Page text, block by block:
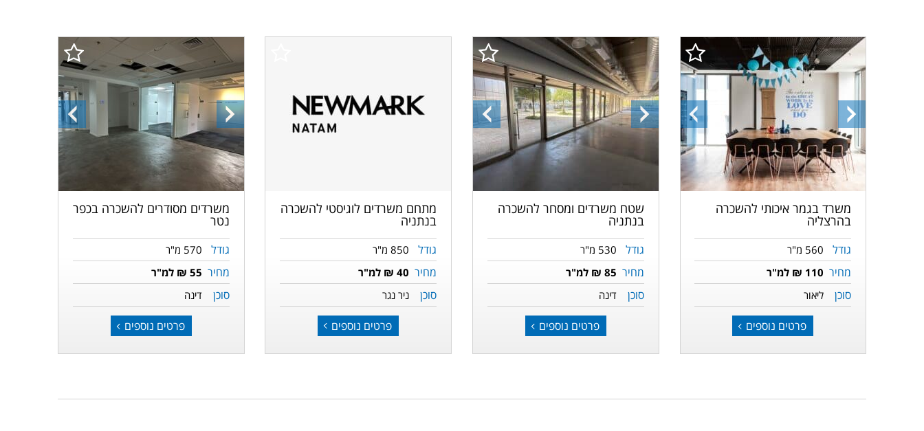
התמונה
הקודמת
התמונה
הבאה
משרד בגמר איכותי להשכרה
בהרצליה
גודל 560 מ"ר
מחיר 110 ₪ למ"ר
סוכן ליאור
פרטים נוספים
התמונה
הקודמת
התמונה
הבאה
שטח משרדים ומסחר להשכרה
בנתניה
גודל 530 מ"ר
מחיר 85 ₪ למ"ר
סוכן דינה
פרטים נוספים
מתחם משרדים לוגיסטי להשכרה
בנתניה
גודל 850 מ"ר
מחיר 40 ₪ למ"ר
סוכן ניר נגר
פרטים נוספים
התמונה
הקודמת
התמונה
הבאה
משרדים מסודרים להשכרה בכפר
נטר
גודל 570 מ"ר
מחיר 55 ₪ למ"ר
סוכן דינה
פרטים נוספים